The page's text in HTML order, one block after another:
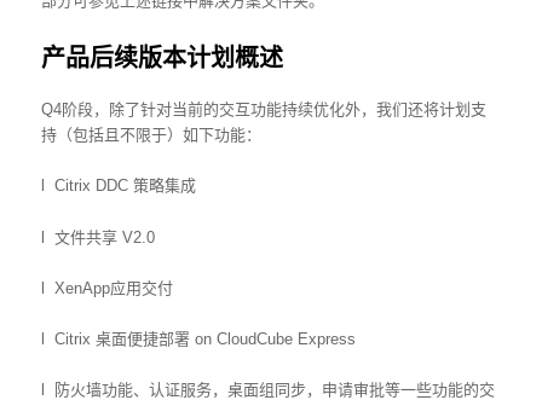
产品后续版本计划概述
Q4阶段，除了针对当前的交互功能持续优化外，我们还将计划支
持（包括且不限于）如下功能：
l Citrix DDC 策略集成
l 文件共享 V2.0
l XenApp应用交付
l Citrix 桌面便捷部署 on CloudCube Express
l 防火墙功能、认证服务，桌面组同步，申请审批等一些功能的交